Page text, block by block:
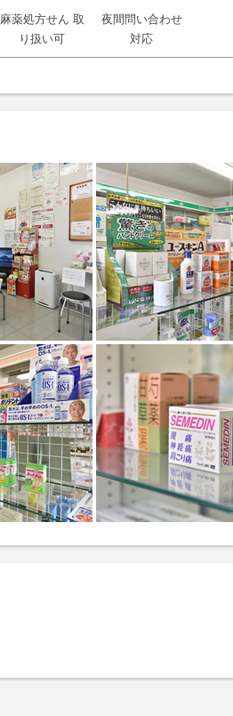
麻薬処方せん 取
り扱い可
夜間問い合わせ
対応